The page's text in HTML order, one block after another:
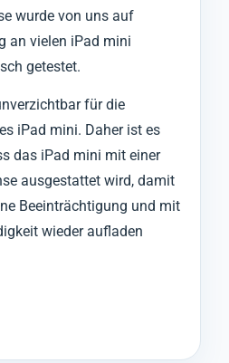
wurde von uns auf
an vielen iPad mini
getestet.
für die
iPad mini. Daher ist es
das iPad mini mit einer
ausgestattet wird, damit
Beeinträchtigung und mit
wieder aufladen